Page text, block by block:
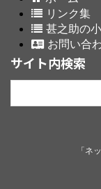
リンク集
甚之助の
お問い合
サイト内検索
「ネ